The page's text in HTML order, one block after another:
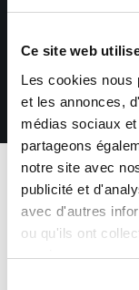
Ce site web
Les cookies nous
et les annonces,
médias sociaux
partageons
notre site avec
publicité et
avec d'autres
ou qu'ils ont
services.
d’opposition pour